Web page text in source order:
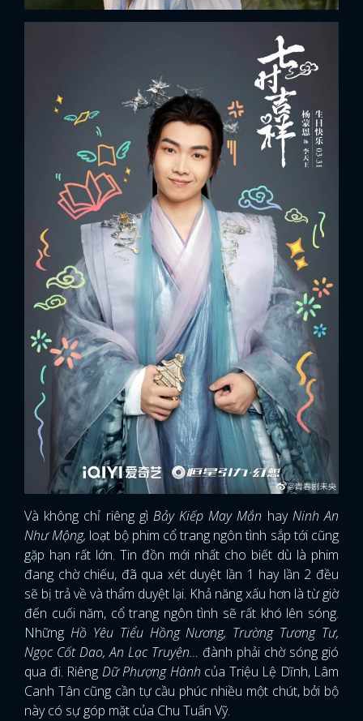
Và không chỉ riêng gì Bảy Kiếp May Mắn hay Ninh An
Như Mộng, loạt bộ phim cổ trang ngôn tình sắp tới cũng
gặp hạn rất lớn. Tin đồn mới nhất cho biết dù là phim
đang chờ chiếu, đã qua xét duyệt lần 1 hay lần 2 đều
sẽ bị trả về và thẩm duyệt lại. Khả năng xấu hơn là từ giờ
đến cuối năm, cổ trang ngôn tình sẽ rất khó lên sóng.
Những Hồ Yêu Tiểu Hồng Nương, Trường Tương Tư,
Ngọc Cốt Dao, An Lạc Truyện… đành phải chờ sóng gió
qua đi. Riêng Dữ Phượng Hành của Triệu Lệ Dĩnh, Lâm
Canh Tân cũng cần tự cầu phúc nhiều một chút, bởi bộ
này có sự góp mặt của Chu Tuấn Vỹ.